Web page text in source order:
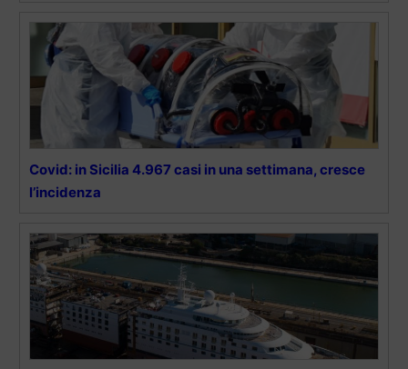
Covid: in Sicilia 4.967 casi in una settimana, cresce
l’incidenza